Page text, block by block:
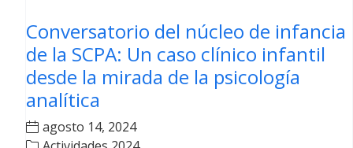
Conversatorio del núcleo de infancia
de la SCPA: Un caso clínico infantil
desde la mirada de la psicología
analítica
agosto 14, 2024